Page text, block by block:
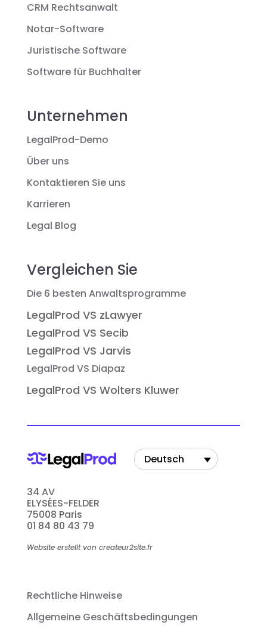
CRM Rechtsanwalt
Notar-Software
Juristische Software
Software für Buchhalter
Unternehmen
LegalProd-Demo
Über uns
Kontaktieren Sie uns
Karrieren
Legal Blog
Vergleichen Sie
Die 6 besten Anwaltsprogramme
LegalProd VS zLawyer
LegalProd VS Secib
LegalProd VS Jarvis
LegalProd VS Diapaz
LegalProd VS Wolters Kluwer
34 AV
ELYSÉES-FELDER
75008 Paris
01 84 80 43 79
Website erstellt von createur2site.fr
Deutsch
Rechtliche Hinweise
Allgemeine Geschäftsbedingungen